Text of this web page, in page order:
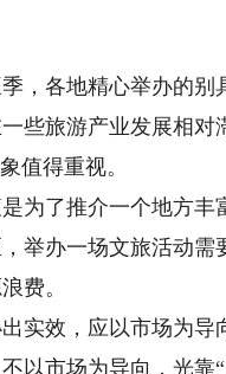
各地精心举办的别
些旅游产业发展相
值得重视。
了推介一个地方丰
举办一场文旅活动
费。
效，应以市场为导
以市场为导向，光